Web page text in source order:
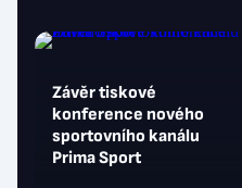
Závěr tiskové
konference nového
sportovního kanálu
Prima Sport